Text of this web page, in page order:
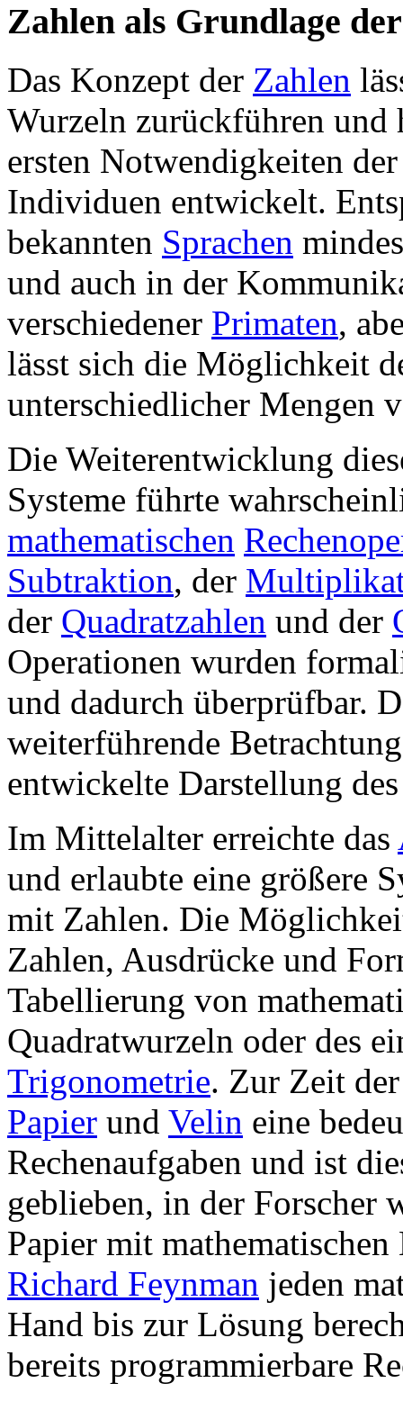
Zahlen als Grundlage
Das Konzept der Zahlen
Wurzeln zurückführen und
ersten Notwendigkeiten
Individuen entwickelt.
bekannten Sprachen
und auch in der
verschiedener Primaten,
lässt sich die Möglichkeit
unterschiedlicher Mengen
Die Weiterentwicklung
Systeme führte
mathematischen
Subtraktion, der
der Quadratzahlen und der
Operationen wurden
und dadurch überprüfbar.
weiterführende
entwickelte Darstellung
Im Mittelalter erreichte das
und erlaubte eine größere
mit Zahlen. Die
Zahlen, Ausdrücke und
Tabellierung von
Quadratwurzeln oder des
Trigonometrie. Zur Zeit
Papier und Velin eine
Rechenaufgaben und ist
geblieben, in der Forscher
Papier mit
Richard Feynman jeden
Hand bis zur Lösung
bereits programmierbare